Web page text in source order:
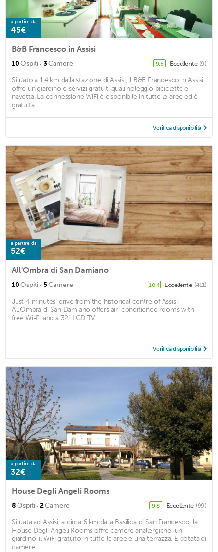
a partire da
45€
B&B Francesco in Assisi
10Ospiti · 3Camere 9,5 Eccellente (9)
Situato a 1,4 km dalla stazione di Assisi, il B&B Francesco in Assisi
offre un giardino e servizi gratuiti quali noleggio biciclette e
navetta. La connessione WiFi è disponibile in tutte le aree ed è
gratuita. ...
Verifica disponibilità
a partire da
52€
All'Ombra di San Damiano
10Ospiti · 5Camere 10,4 Eccellente (411)
Just 4 minutes' drive from the historical centre of Assisi,
All'Ombra di San Damiano offers air-conditioned rooms with
free Wi-Fi and a 32” LCD TV. ...
Verifica disponibilità
a partire da
32€
House Degli Angeli Rooms
8Ospiti · 2Camere 9,8 Eccellente (99)
Situata ad Assisi, a circa 6 km dalla Basilica di San Francesco, la
House Degli Angeli Rooms offre camere anallergiche, un
giardino, il WiFi gratuito in tutte le aree e una terrazza. È dotata di
camere ...